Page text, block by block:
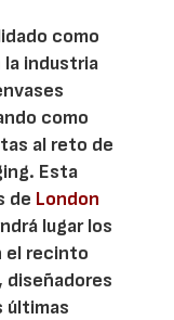
como
industria
como
al reto de
Esta
de London
lugar los
el recinto
diseñadores
últimas